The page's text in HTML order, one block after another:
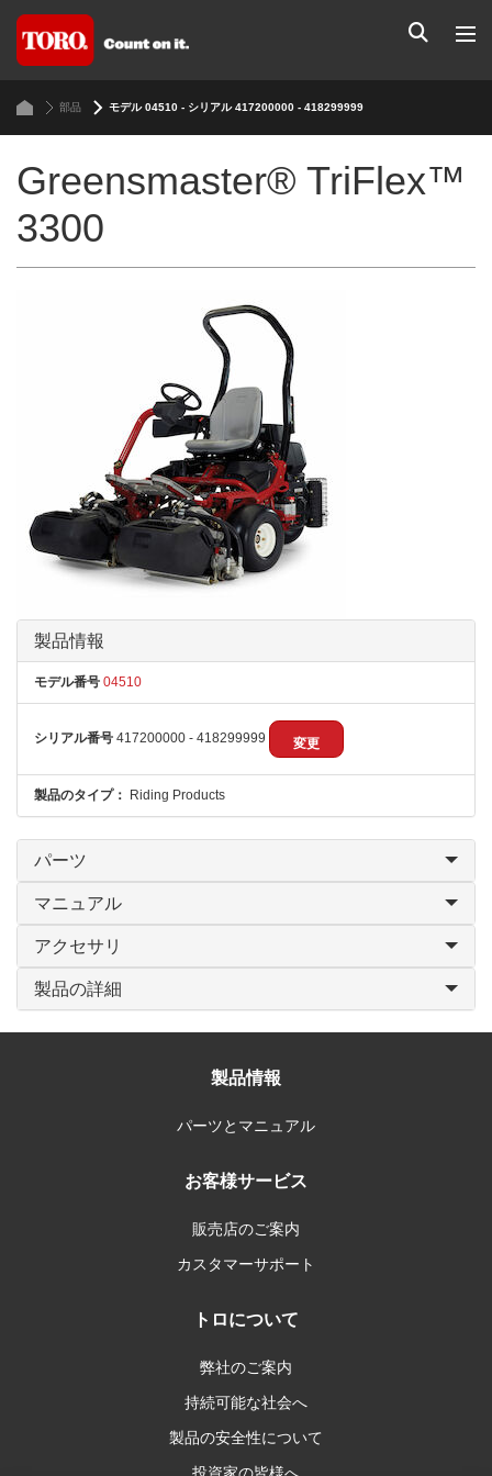
部品 モデル 04510 - シリアル 417200000 - 418299999
Greensmaster® TriFlex™
3300
製品情報
モデル番号 04510
シリアル番号 417200000 - 418299999 変更
製品のタイプ： Riding Products
パーツ
マニュアル
アクセサリ
製品の詳細
製品情報
パーツとマニュアル
お客様サービス
販売店のご案内
カスタマーサポート
トロについて
弊社のご案内
持続可能な社会へ
製品の安全性について